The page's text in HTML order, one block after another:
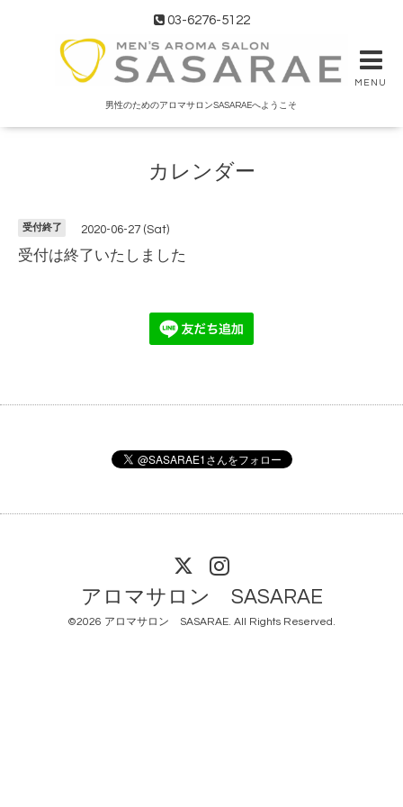
03-6276-5122
MENU
男性のためのアロマサロンSASARAEへようこそ
カレンダー
受付終了 2020-06-27 (Sat)
受付は終了いたしました
アロマサロン SASARAE
©2026 アロマサロン SASARAE. All Rights Reserved.